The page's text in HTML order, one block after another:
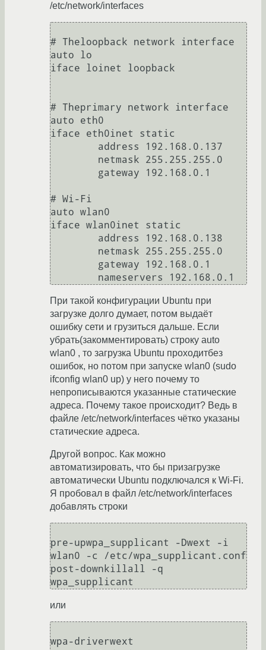
/etc/network/interfaces
# Theloopback network interface
auto lo
iface loinet loopback
# Theprimary network interface
auto eth0
iface eth0inet static
# Wi-Fi
auto wlan0
iface wlan0inet static
При такой конфигурации Ubuntu при
загрузке долго думает, потом выдаёт
ошибку сети и грузиться дальше. Если
убрать(закомментировать) строку auto
wlan0 , то загрузка Ubuntu проходитбез
ошибок, но потом при запуске wlan0 (sudo
ifconfig wlan0 up) у него почему то
непрописываются указанные статические
адреса. Почему такое происходит? Ведь в
файле /etc/network/interfaces чётко указаны
статические адреса.
Другой вопрос. Как можно
автоматизировать, что бы призагрузке
автоматически Ubuntu подключался к Wi-Fi.
Я пробовал в файл /etc/network/interfaces
добавлять строки
pre-upwpa_supplicant -Dwext -i
wlan0 -c /etc/wpa_supplicant.conf
post-downkillall -q
wpa_supplicant
или
wpa-driverwext